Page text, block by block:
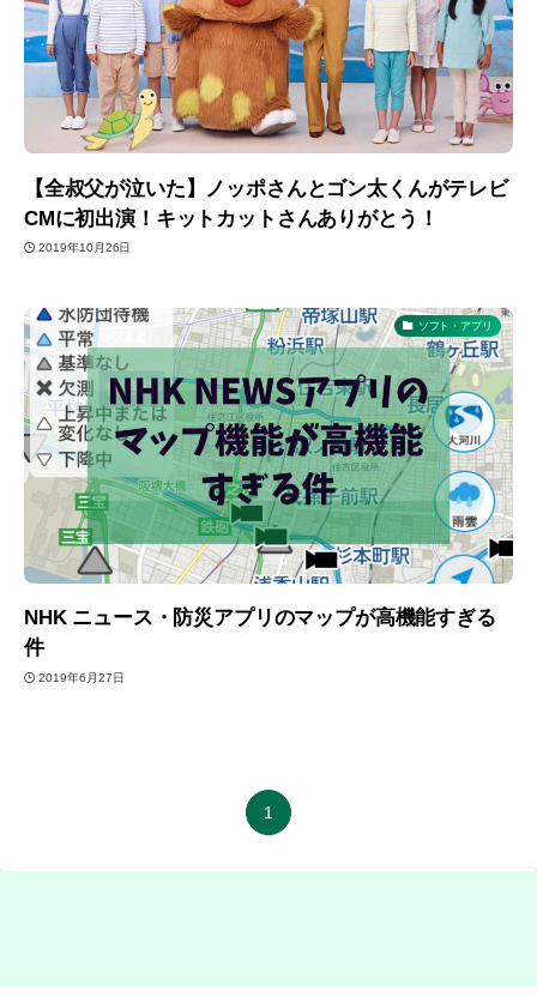
【全叔父が泣いた】ノッポさんとゴン太くんがテレビ
CMに初出演！キットカットさんありがとう！
2019年10月26日
ソフト・アプリ
NHK ニュース・防災アプリのマップが高機能すぎる
件
2019年6月27日
1